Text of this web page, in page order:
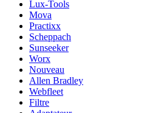
Lux-Tools
Mova
Practixx
Scheppach
Sunseeker
Worx
Nouveau
Allen Bradley
Webfleet
Filtre